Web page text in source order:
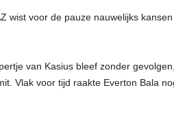
wist voor de pauze nauwelijks kansen
van Kasius bleef zonder gevolgen,
Vlak voor tijd raakte Everton Bala